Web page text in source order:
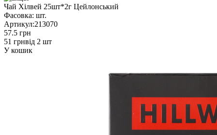
Чай Хілвей 25шт*2г Цейлонський
Фасовка: шт.
Артикул:213070
57.5 грн
51 грнвід 2 шт
У кошик